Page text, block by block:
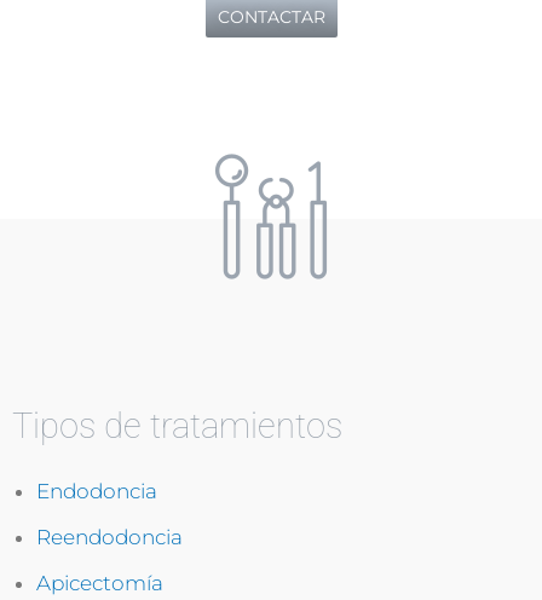
CONTACTAR
Tipos de tratamientos
Endodoncia
Reendodoncia
Apicectomía